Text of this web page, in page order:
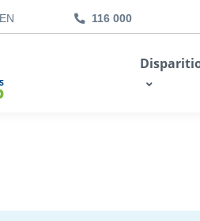
EN 116 000